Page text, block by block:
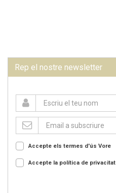
Rep el nostre newsletter
Accepte els termes d'ús Vore
Accepte la política de privacitat